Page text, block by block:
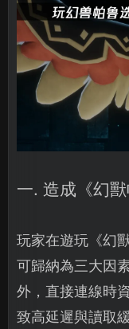
一. 造成《幻
玩家在遊玩《幻
可歸納為三大因
外，直接連線時
致高延遲與讀取